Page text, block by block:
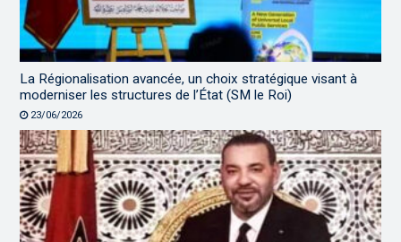
La Régionalisation avancée, un choix stratégique visant à
moderniser les structures de l’État (SM le Roi)
23/06/2026